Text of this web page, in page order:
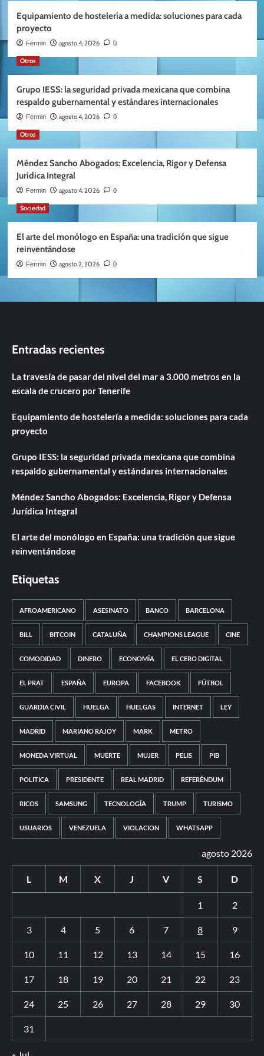
Equipamiento de hostelería a medida: soluciones para cada
proyecto
Fermin agosto 4, 2026 0
Otros
Grupo IESS: la seguridad privada mexicana que combina
respaldo gubernamental y estándares internacionales
Fermin agosto 4, 2026 0
Otros
Méndez Sancho Abogados: Excelencia, Rigor y Defensa
Jurídica Integral
Fermin agosto 4, 2026 0
Sociedad
El arte del monólogo en España: una tradición que sigue
reinventándose
Fermin agosto 2, 2026 0
Entradas recientes
La travesía de pasar del nivel del mar a 3.000 metros en la
escala de crucero por Tenerife
Equipamiento de hostelería a medida: soluciones para cada
proyecto
Grupo IESS: la seguridad privada mexicana que combina
respaldo gubernamental y estándares internacionales
Méndez Sancho Abogados: Excelencia, Rigor y Defensa
Jurídica Integral
El arte del monólogo en España: una tradición que sigue
reinventándose
Etiquetas
AFROAMERICANO ASESINATO BANCO BARCELONA
BILL BITCOIN CATALUÑA CHAMPIONS LEAGUE CINE
COMODIDAD DINERO ECONOMÍA EL CERO DIGITAL
EL PRAT ESPAÑA EUROPA FACEBOOK FÚTBOL
GUARDIA CIVIL HUELGA HUELGAS INTERNET LEY
MADRID MARIANO RAJOY MARK METRO
MONEDA VIRTUAL MUERTE MUJER PELIS PIB
POLITICA PRESIDENTE REAL MADRID REFERÉNDUM
RICOS SAMSUNG TECNOLOGÍA TRUMP TURISMO
USUARIOS VENEZUELA VIOLACION WHATSAPP
agosto 2026
L M X J V S D
1 2
3 4 5 6 7 8 9
10 11 12 13 14 15 16
17 18 19 20 21 22 23
24 25 26 27 28 29 30
31